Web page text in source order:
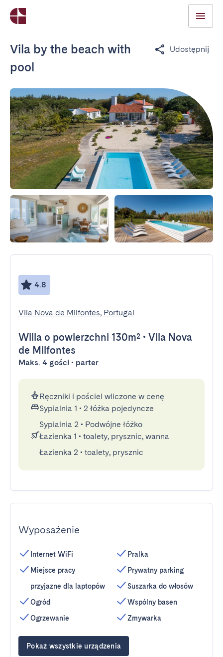
Vila by the beach with
pool
Udostępnij
4.8
Vila Nova de Milfontes, Portugal
Willa o powierzchni 130m² • Vila Nova
de Milfontes
Maks. 4 gości • parter
Ręczniki i pościel wliczone w cenę
Sypialnia 1 • 2 łóżka pojedyncze
Sypialnia 2 • Podwójne łóżko
Łazienka 1 • toalety, prysznic, wanna
Łazienka 2 • toalety, prysznic
Wyposażenie
Internet WiFi
Miejsce pracy
przyjazne dla laptopów
Ogród
Ogrzewanie
Pralka
Prywatny parking
Suszarka do włosów
Wspólny basen
Zmywarka
Pokaż wszystkie urządzenia